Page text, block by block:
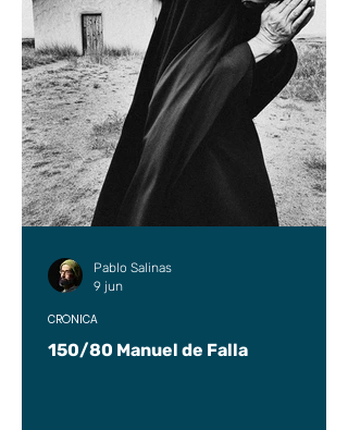
150/80 Manuel de Falla
CRÓNICA
Pablo Salinas
9 jun